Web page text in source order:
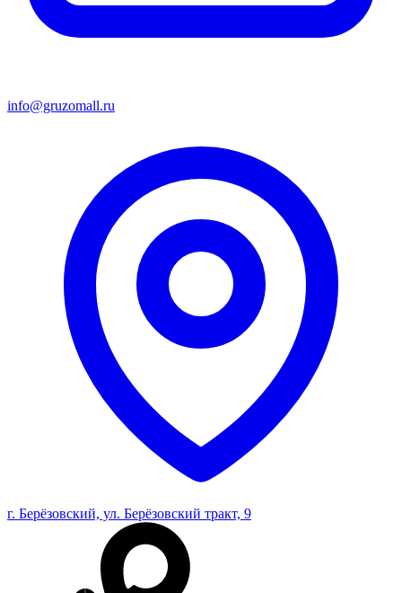
info@gruzomall.ru
г. Берёзовский, ул. Берёзовский тракт, 9